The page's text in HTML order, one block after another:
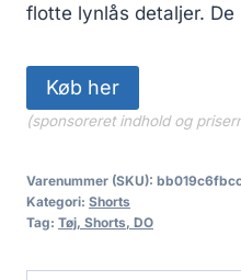
flotte lynlås detaljer. De
Køb her
(sponsoreret indhold og
Varenummer (SKU):
Kategori: Shorts
Tag: Tøj, Shorts, DO